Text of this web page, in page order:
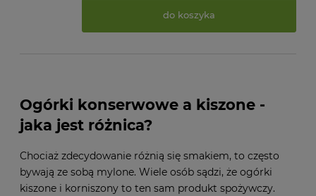
do koszyka
Ogórki konserwowe a kiszone -
jaka jest różnica?
Chociaż zdecydowanie różnią się smakiem, to często
bywają ze sobą mylone. Wiele osób sądzi, że ogórki
kiszone i korniszony to ten sam produkt spożywczy.